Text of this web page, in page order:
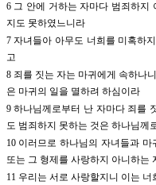
6 그 안에 거하는 자마다 범죄하지
지도 못하였느니라
7 자녀들아 아무도 너희를 미혹하
고
8 죄를 짓는 자는 마귀에게 속하나
은 마귀의 일을 멸하려 하심이라
9 하나님께로부터 난 자마다 죄를
도 범죄하지 못하는 것은 하나님께
10 이러므로 하나님의 자녀들과
또는 그 형제를 사랑하지 아니하는
11 우리는 서로 사랑할지니 이는